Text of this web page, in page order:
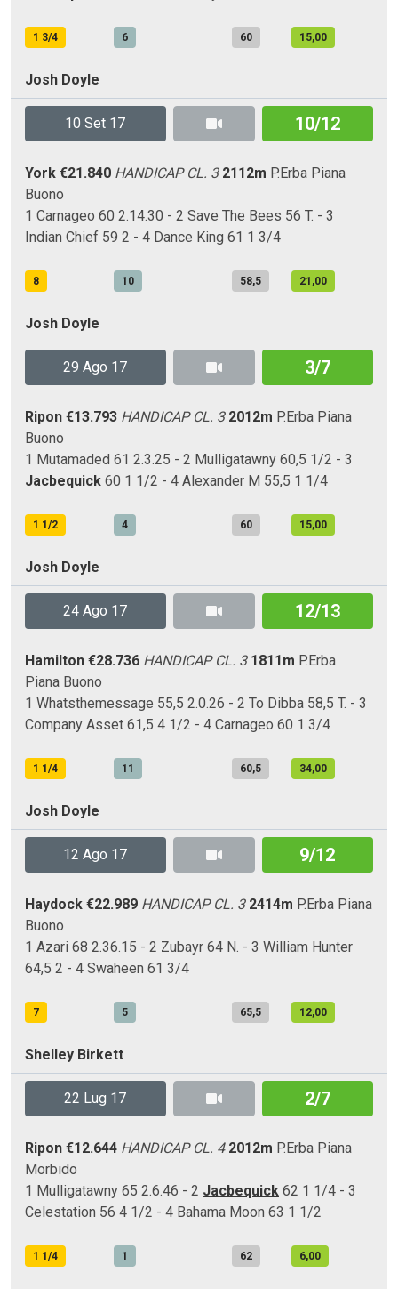
1 3/4 6 60 15,00
Josh Doyle
10 Set 17 10/12
York €21.840 HANDICAP CL. 3 2112m P.Erba Piana
Buono
1 Carnageo 60 2.14.30 - 2 Save The Bees 56 T. - 3
Indian Chief 59 2 - 4 Dance King 61 1 3/4
8 10 58,5 21,00
Josh Doyle
29 Ago 17 3/7
Ripon €13.793 HANDICAP CL. 3 2012m P.Erba Piana
Buono
1 Mutamaded 61 2.3.25 - 2 Mulligatawny 60,5 1/2 - 3
Jacbequick 60 1 1/2 - 4 Alexander M 55,5 1 1/4
1 1/2 4 60 15,00
Josh Doyle
24 Ago 17 12/13
Hamilton €28.736 HANDICAP CL. 3 1811m P.Erba
Piana Buono
1 Whatsthemessage 55,5 2.0.26 - 2 To Dibba 58,5 T. - 3
Company Asset 61,5 4 1/2 - 4 Carnageo 60 1 3/4
1 1/4 11 60,5 34,00
Josh Doyle
12 Ago 17 9/12
Haydock €22.989 HANDICAP CL. 3 2414m P.Erba Piana
Buono
1 Azari 68 2.36.15 - 2 Zubayr 64 N. - 3 William Hunter
64,5 2 - 4 Swaheen 61 3/4
7 5 65,5 12,00
Shelley Birkett
22 Lug 17 2/7
Ripon €12.644 HANDICAP CL. 4 2012m P.Erba Piana
Morbido
1 Mulligatawny 65 2.6.46 - 2 Jacbequick 62 1 1/4 - 3
Celestation 56 4 1/2 - 4 Bahama Moon 63 1 1/2
1 1/4 1 62 6,00